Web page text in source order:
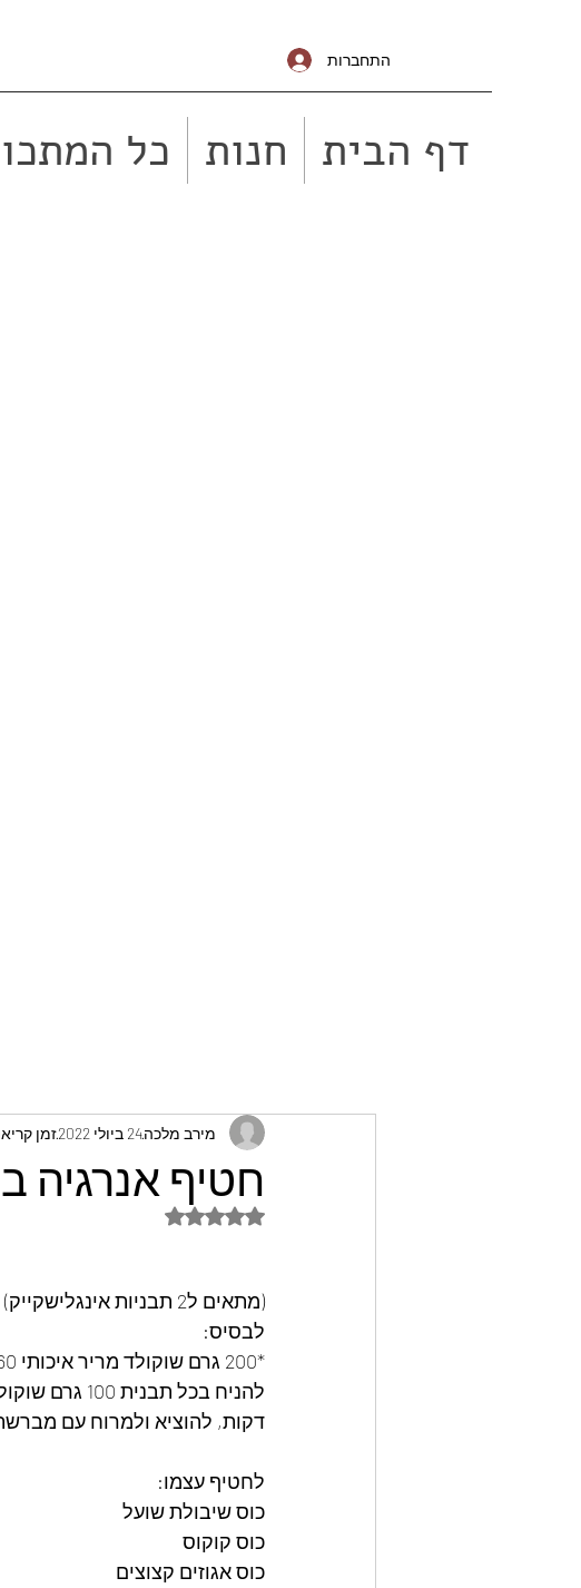
התחברות
דף הבית חנות כל
חטיף אנרגיה
מירב מלכה24 ביולי 2022 זמן קריאה 1
דירוג של NaN מתוך 5 כוכבים
(מתאים ל2 תבניות אינגלישקייק)
לבסיס:
*200 גרם שוקולד מריר איכותי %60 או 80%.
דקות, להוציא ולמרוח עם
לחטיף עצמו:
כוס שיבולת שועל
כוס קוקוס
כוס אגוזים קצוצים